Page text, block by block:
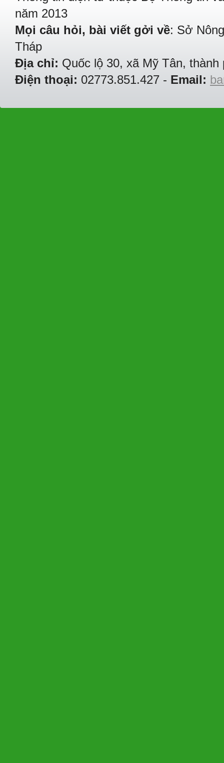
năm 2013
Mọi câu hỏi, bài viết gởi về: Sở
Tháp
Địa chỉ: Quốc lộ 30, xã Mỹ Tân,
Điện thoại: 02773.851.427 - Email: